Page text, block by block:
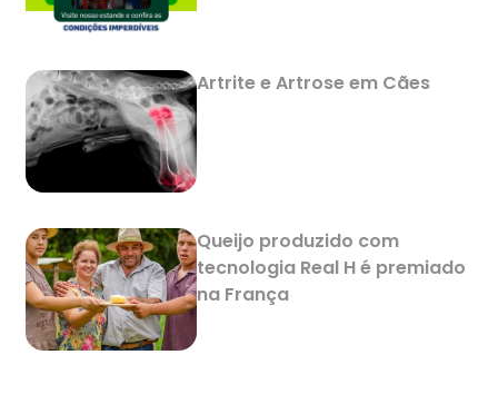
Artrite e Artrose em Cães
Queijo produzido com
tecnologia Real H é premiado
na França